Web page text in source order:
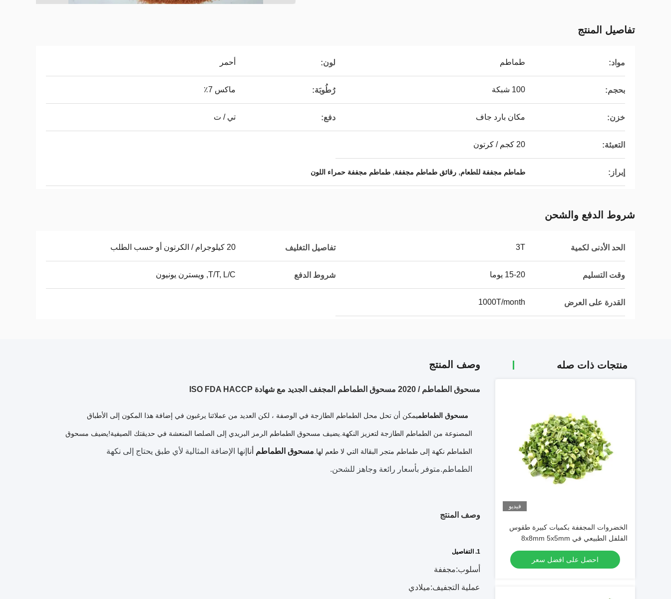
تفاصيل المنتج
مواد: طماطم لون: أحمر
بحجم: 100 شبكة رُطُوبَة: ماكس 7٪
خزن: مكان بارد جاف دفع: تي / ت
التعبئة: 20 كجم / كرتون
إبراز: طماطم مجففة للطعام, رقائق طماطم مجففة, طماطم مجففة حمراء اللون
شروط الدفع والشحن
الحد الأدنى لكمية 3T تفاصيل التغليف 20 كيلوجرام / الكرتون أو حسب الطلب
وقت التسليم 15-20 يوما شروط الدفع T/T, L/C, ويسترن يونيون
القدرة على العرض 1000T/month
منتجات ذات صله
فيديو
الخضروات المجففة بكميات كبيرة طقوس
الفلفل الطبيعي في 8x8mm 5x5mm
3x3mm الأحجام لا المواد المضافة المورد
احصل على افضل سعر
وصف المنتج
مسحوق الطماطم / 2020 مسحوق الطماطم المجفف الجديد مع شهادة ISO FDA HACCP
مسحوق الطماطميمكن أن تحل محل الطماطم الطازجة في الوصفة ، لكن العديد من عملائنا يرغبون في إضافة هذا المكون إلى الأطباق
المصنوعة من الطماطم الطازجة لتعزيز النكهة.يضيف مسحوق الطماطم الرمز البريدي إلى الصلصا المنعشة في حديقتك الصيفية!يضيف مسحوق
الطماطم نكهة إلى طماطم متجر البقالة التي لا طعم لها. مسحوق الطماطم أنا إنها الإضافة المثالية لأي طبق يحتاج إلى نكهة
الطماطم.متوفر بأسعار رائعة وجاهز للشحن.
وصف المنتج
1. التفاصيل
أسلوب:مجففة
عملية التجفيف:ميلادي